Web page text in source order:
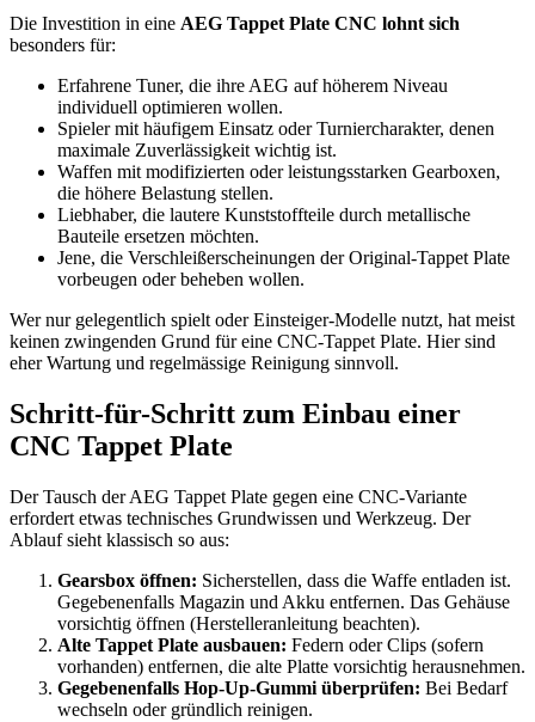
Die Investition in eine AEG Tappet Plate CNC lohnt sich
besonders für:
Erfahrene Tuner, die ihre AEG auf höherem Niveau
individuell optimieren wollen.
Spieler mit häufigem Einsatz oder Turniercharakter, denen
maximale Zuverlässigkeit wichtig ist.
Waffen mit modifizierten oder leistungsstarken Gearboxen,
die höhere Belastung stellen.
Liebhaber, die lautere Kunststoffteile durch metallische
Bauteile ersetzen möchten.
Jene, die Verschleißerscheinungen der Original-Tappet Plate
vorbeugen oder beheben wollen.
Wer nur gelegentlich spielt oder Einsteiger-Modelle nutzt, hat meist
keinen zwingenden Grund für eine CNC-Tappet Plate. Hier sind
eher Wartung und regelmässige Reinigung sinnvoll.
Schritt-für-Schritt zum Einbau einer
CNC Tappet Plate
Der Tausch der AEG Tappet Plate gegen eine CNC-Variante
erfordert etwas technisches Grundwissen und Werkzeug. Der
Ablauf sieht klassisch so aus:
Gearsbox öffnen: Sicherstellen, dass die Waffe entladen ist.
Gegebenenfalls Magazin und Akku entfernen. Das Gehäuse
vorsichtig öffnen (Herstelleranleitung beachten).
Alte Tappet Plate ausbauen: Federn oder Clips (sofern
vorhanden) entfernen, die alte Platte vorsichtig herausnehmen.
Gegebenenfalls Hop-Up-Gummi überprüfen: Bei Bedarf
wechseln oder gründlich reinigen.